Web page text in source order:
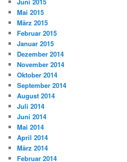
Mai 2015
März 2015
Februar 2015
Januar 2015
Dezember 2014
November 2014
Oktober 2014
September 2014
August 2014
Juli 2014
Juni 2014
Mai 2014
April 2014
März 2014
Februar 2014